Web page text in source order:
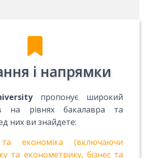
і напрямки
пропонує широкий
на рівнях бакалавра та
них ви знайдете:
економіка (включаючи
та економетрику, бізнес та